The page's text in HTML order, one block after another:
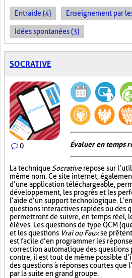
Entraide (4) Enseignement par
Idées spontanées (3)
SOCRATIVE
0 Évaluer en temps
La technique Socrativerepose sur
même nom. Ce site internet,
d’une application téléchargeable,
développement, les progrès et les
l’aide d’un support technologique.
questions interactives rapides ou des
permettront de suivre, en temps réel,
élèves. Les questions de type QCM
et les questions Vrai ou Fauxse
est facile d’en programmer les
correction automatique des questions
contre, il est tout de même possible
des questions à réponses courtes que
par la suite en grand groupe.